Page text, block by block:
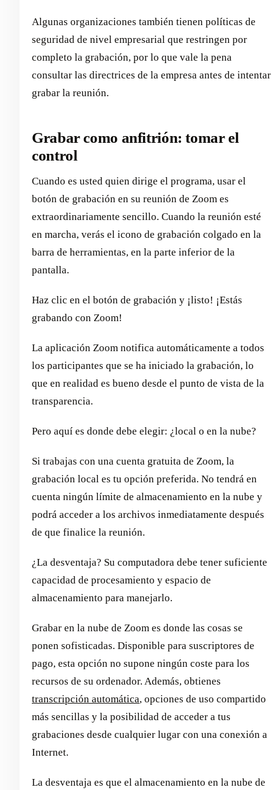
Algunas organizaciones también tienen políticas de
seguridad de nivel empresarial que restringen por
completo la grabación, por lo que vale la pena
consultar las directrices de la empresa antes de intentar
grabar la reunión.
Grabar como anfitrión: tomar el
control
Cuando es usted quien dirige el programa, usar el
botón de grabación en su reunión de Zoom es
extraordinariamente sencillo. Cuando la reunión esté
en marcha, verás el icono de grabación colgado en la
barra de herramientas, en la parte inferior de la
pantalla.
Haz clic en el botón de grabación y ¡listo! ¡Estás
grabando con Zoom!
La aplicación Zoom notifica automáticamente a todos
los participantes que se ha iniciado la grabación, lo
que en realidad es bueno desde el punto de vista de la
transparencia.
Pero aquí es donde debe elegir: ¿local o en la nube?
Si trabajas con una cuenta gratuita de Zoom, la
grabación local es tu opción preferida. No tendrá en
cuenta ningún límite de almacenamiento en la nube y
podrá acceder a los archivos inmediatamente después
de que finalice la reunión.
¿La desventaja? Su computadora debe tener suficiente
capacidad de procesamiento y espacio de
almacenamiento para manejarlo.
Grabar en la nube de Zoom es donde las cosas se
ponen sofisticadas. Disponible para suscriptores de
pago, esta opción no supone ningún coste para los
recursos de su ordenador. Además, obtienes
transcripción automática, opciones de uso compartido
más sencillas y la posibilidad de acceder a tus
grabaciones desde cualquier lugar con una conexión a
Internet.
La desventaja es que el almacenamiento en la nube de